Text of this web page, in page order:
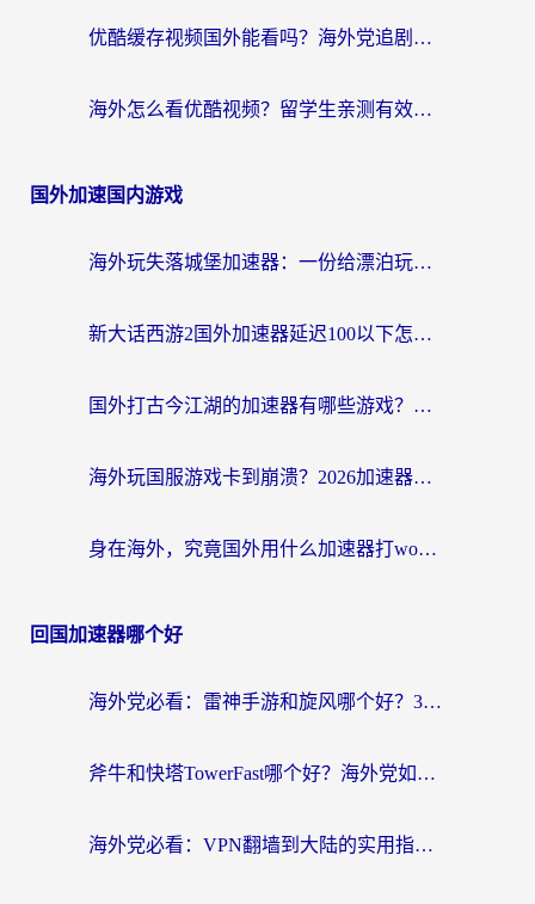
优酷缓存视频国外能看吗？海外党追剧看片的终极解决方案来了
海外怎么看优酷视频？留学生亲测有效的回国加速器选择指南
国外加速国内游戏
海外玩失落城堡加速器：一份给漂泊玩家的网络自救指南
新大话西游2国外加速器延迟100以下怎么办？海外党实测有效的低延迟指南
国外打古今江湖的加速器有哪些游戏？一个海外玩家的终极选择指南
海外玩国服游戏卡到崩溃？2026加速器免费推荐+实用指南（亲测有效）
身在海外，究竟国外用什么加速器打wow好？
回国加速器哪个好
海外党必看：雷神手游和旋风哪个好？3分钟选对回国加速器，无缝刷国内剧玩游戏
斧牛和快塔TowerFast哪个好？海外党如何选对回国加速器
海外党必看：VPN翻墙到大陆的实用指南——从看CCTV5到选加速器，一篇全搞定